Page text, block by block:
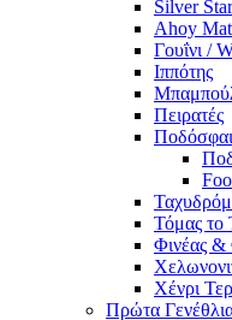
Silver Star
Ahoy
Γουΐνι /
Ιππότης
Πειρατές
Τόμας το
Φινέας
Χένρι
Πρώτα